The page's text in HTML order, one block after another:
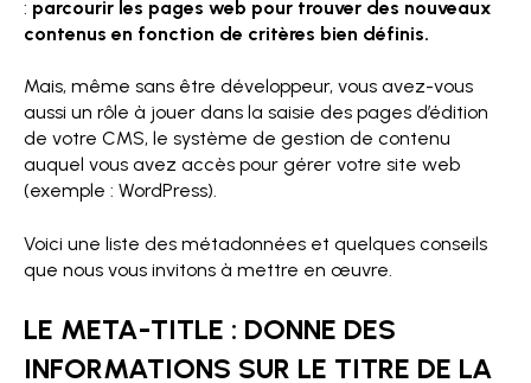
: parcourir les pages web pour trouver des nouveaux
contenus en fonction de critères bien définis.
Mais, même sans être développeur, vous avez-vous
aussi un rôle à jouer dans la saisie des pages d’édition
de votre CMS, le système de gestion de contenu
auquel vous avez accès pour gérer votre site web
(exemple : WordPress).
Voici une liste des métadonnées et quelques conseils
que nous vous invitons à mettre en œuvre.
LE META-TITLE : DONNE DES
INFORMATIONS SUR LE TITRE DE LA